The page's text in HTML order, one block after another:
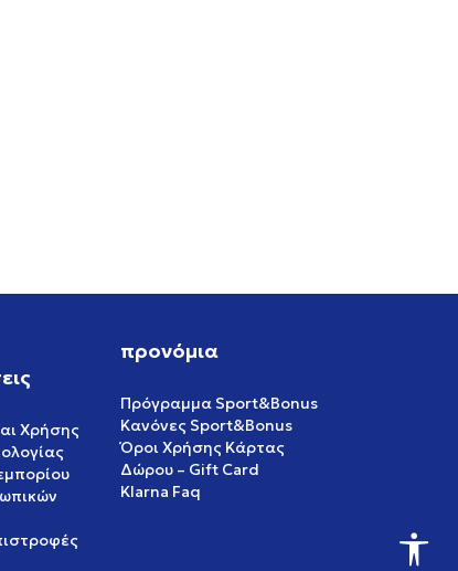
Χρήσης
προνόμια
Πρόγραμμα Sport&Bonus
Κανόνες Sport&Bonus
Όροι Χρήσης Κάρτας
Δώρου – Gift Card
Klarna Faq